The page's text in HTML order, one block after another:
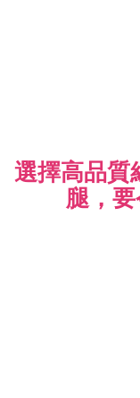
選擇高品質
腿，